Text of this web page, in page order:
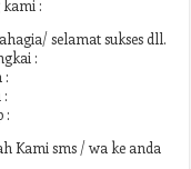
:
selamat sukses dll.
:
:
:
Kami sms / wa ke anda